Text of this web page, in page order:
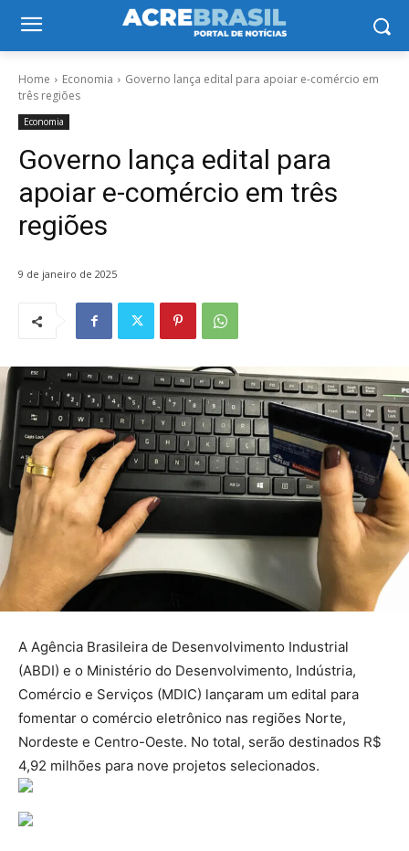
Home Economia
Governo lança edital para apoiar e-comércio em
três regiões
Economia
Governo lança edital para
apoiar e-comércio em três
regiões
9 de janeiro de 2025
A Agência Brasileira de Desenvolvimento Industrial
(ABDI) e o Ministério do Desenvolvimento, Indústria,
Comércio e Serviços (MDIC) lançaram um edital para
fomentar o comércio eletrônico nas regiões Norte,
Nordeste e Centro-Oeste. No total, serão destinados R$
4,92 milhões para nove projetos selecionados.